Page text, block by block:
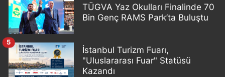
TÜGVA Yaz Okulları Finalinde 70
Bin Genç RAMS Park’ta Buluştu
İstanbul Turizm Fuarı,
"Uluslararası Fuar" Statüsü
Kazandı
5